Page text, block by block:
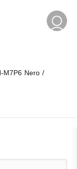
M7P6 Nero /